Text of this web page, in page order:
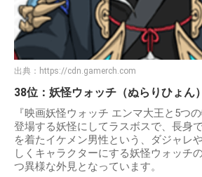
出典： https://cdn.gamerch.com
38位：妖怪ウォッチ（ぬらりひょん）
『映画妖怪ウォッチ エンマ大王と5つ
登場する妖怪にしてラスボスで、長身
を着たイケメン男性という、ダジャレ
しくキャラクターにする妖怪ウォッチ
つ異様な外見となっています。